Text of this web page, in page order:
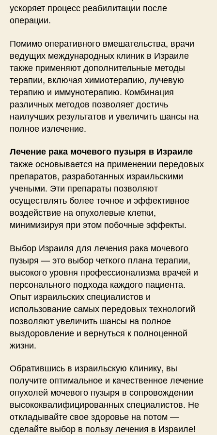
ускоряет процесс реабилитации после
операции.
Помимо оперативного вмешательства, врачи
ведущих международных клиник в Израиле
также применяют дополнительные методы
терапии, включая химиотерапию, лучевую
терапию и иммунотерапию. Комбинация
различных методов позволяет достичь
наилучших результатов и увеличить шансы на
полное излечение.
Лечение рака мочевого пузыря в Израиле
также основывается на применении передовых
препаратов, разработанных израильскими
учеными. Эти препараты позволяют
осуществлять более точное и эффективное
воздействие на опухолевые клетки,
минимизируя при этом побочные эффекты.
Выбор Израиля для лечения рака мочевого
пузыря — это выбор четкого плана терапии,
высокого уровня профессионализма врачей и
персонального подхода каждого пациента.
Опыт израильских специалистов и
использование самых передовых технологий
позволяют увеличить шансы на полное
выздоровление и вернуться к полноценной
жизни.
Обратившись в израильскую клинику, вы
получите оптимальное и качественное лечение
опухолей мочевого пузыря в сопровождении
высококвалифицированных специалистов. Не
откладывайте свое здоровье на потом —
сделайте выбор в пользу лечения в Израиле!